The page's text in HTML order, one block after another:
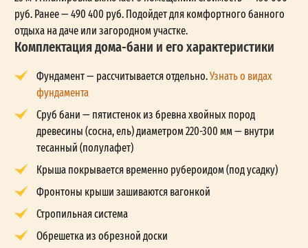
руб. Ранее — 490 400 руб. Подойдет для комфортного банного
отдыха на даче или загородном участке.
Комплектация дома-бани и его характеристики
Фундамент — рассчитывается отдельно.Узнать о видах
фундамента
Сруб бани — пятистенок из бревна хвойных пород
древесины (сосна, ель) диаметром 220-300 мм — внутри
тесанный (полулафет)
Крыша покрывается временно рубероидом (под усадку)
Фронтоны крыши зашиваются вагонкой
Стропильная система
Обрешетка из обрезной доски